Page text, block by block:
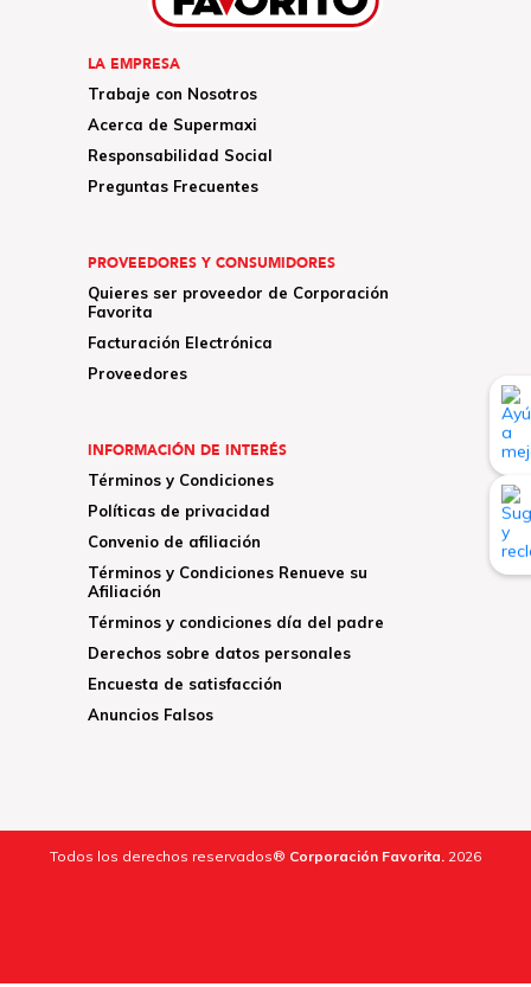
LA EMPRESA
Trabaje con Nosotros
Acerca de Supermaxi
Responsabilidad Social
Preguntas Frecuentes
PROVEEDORES Y CONSUMIDORES
Quieres ser proveedor de Corporación
Favorita
Facturación Electrónica
Proveedores
INFORMACIÓN DE INTERÉS
Términos y Condiciones
Políticas de privacidad
Convenio de afiliación
Términos y Condiciones Renueve su
Afiliación
Términos y condiciones día del padre
Derechos sobre datos personales
Encuesta de satisfacción
Anuncios Falsos
Todos los derechos reservados® Corporación Favorita. 2026